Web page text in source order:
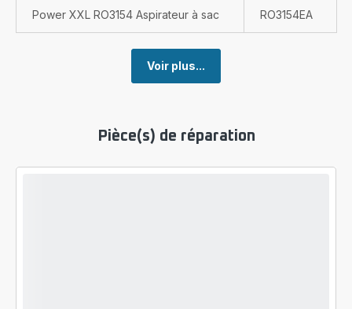
Power XXL RO3154 Aspirateur à sac RO3154EA
Voir plus...
Pièce(s) de réparation